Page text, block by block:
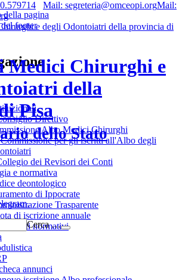
della pagina
footer
Mail: segreteria@omceopi.orgMail:
Medici Chirurghi e
della
Pisa
dello Stato
.
Cerca …
Direttivo
Albo Medici Chirurghi
per gli iscritti all'Albo degli
dei Revisori dei Conti
e normativa
deontologico
di Ippocrate
Trasparente
di iscrizione annuale
normativi
annunci